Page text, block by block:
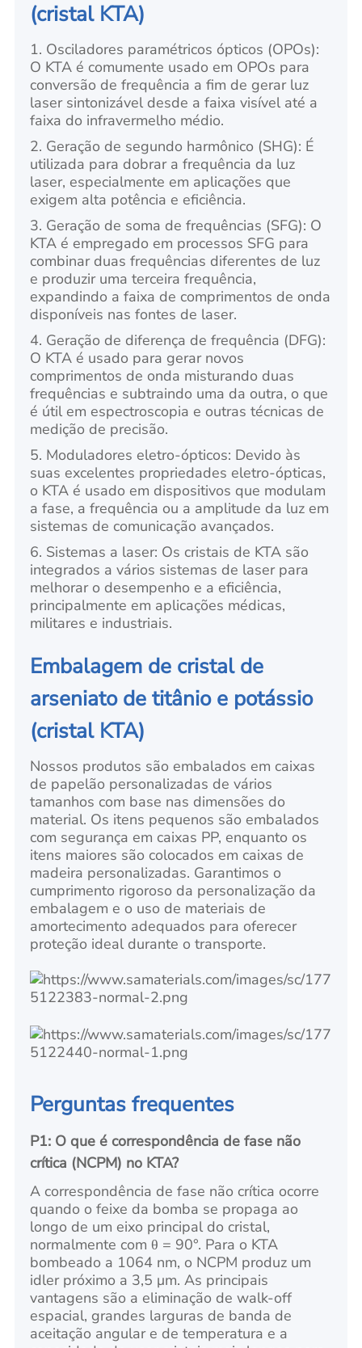
(cristal KTA)
1. Osciladores paramétricos ópticos (OPOs):
O KTA é comumente usado em OPOs para
conversão de frequência a fim de gerar luz
laser sintonizável desde a faixa visível até a
faixa do infravermelho médio.
2. Geração de segundo harmônico (SHG): É
utilizada para dobrar a frequência da luz
laser, especialmente em aplicações que
exigem alta potência e eficiência.
3. Geração de soma de frequências (SFG): O
KTA é empregado em processos SFG para
combinar duas frequências diferentes de luz
e produzir uma terceira frequência,
expandindo a faixa de comprimentos de onda
disponíveis nas fontes de laser.
4. Geração de diferença de frequência (DFG):
O KTA é usado para gerar novos
comprimentos de onda misturando duas
frequências e subtraindo uma da outra, o que
é útil em espectroscopia e outras técnicas de
medição de precisão.
5. Moduladores eletro-ópticos: Devido às
suas excelentes propriedades eletro-ópticas,
o KTA é usado em dispositivos que modulam
a fase, a frequência ou a amplitude da luz em
sistemas de comunicação avançados.
6. Sistemas a laser: Os cristais de KTA são
integrados a vários sistemas de laser para
melhorar o desempenho e a eficiência,
principalmente em aplicações médicas,
militares e industriais.
Embalagem de cristal de
arseniato de titânio e potássio
(cristal KTA)
Nossos produtos são embalados em caixas
de papelão personalizadas de vários
tamanhos com base nas dimensões do
material. Os itens pequenos são embalados
com segurança em caixas PP, enquanto os
itens maiores são colocados em caixas de
madeira personalizadas. Garantimos o
cumprimento rigoroso da personalização da
embalagem e o uso de materiais de
amortecimento adequados para oferecer
proteção ideal durante o transporte.
Perguntas frequentes
P1: O que é correspondência de fase não
crítica (NCPM) no KTA?
A correspondência de fase não crítica ocorre
quando o feixe da bomba se propaga ao
longo de um eixo principal do cristal,
normalmente com θ = 90°. Para o KTA
bombeado a 1064 nm, o NCPM produz um
idler próximo a 3,5 μm. As principais
vantagens são a eliminação de walk-off
espacial, grandes larguras de banda de
aceitação angular e de temperatura e a